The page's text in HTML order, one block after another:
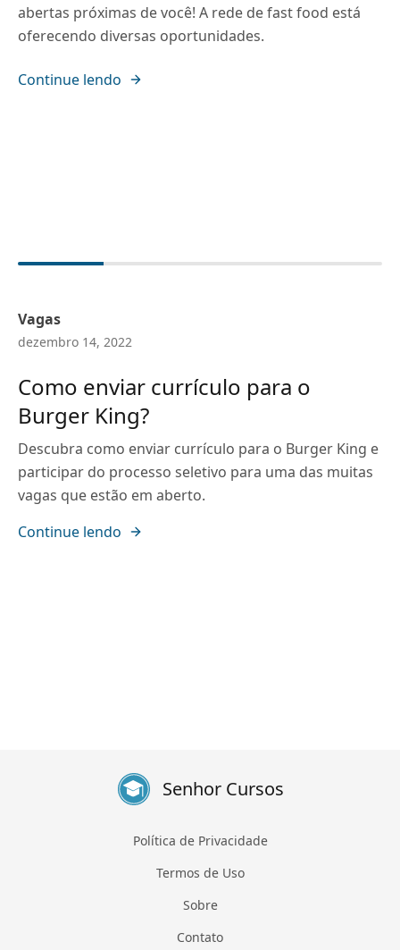
abertas próximas de você! A rede de fast food está
oferecendo diversas oportunidades.
Continue lendo
Vagas
dezembro 14, 2022
Como enviar currículo para o
Burger King?
Descubra como enviar currículo para o Burger King e
participar do processo seletivo para uma das muitas
vagas que estão em aberto.
Continue lendo
Senhor Cursos
Política de Privacidade
Termos de Uso
Sobre
Contato